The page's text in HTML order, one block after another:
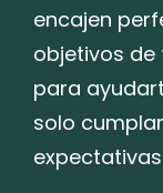
encajen
objetivos
para
solo